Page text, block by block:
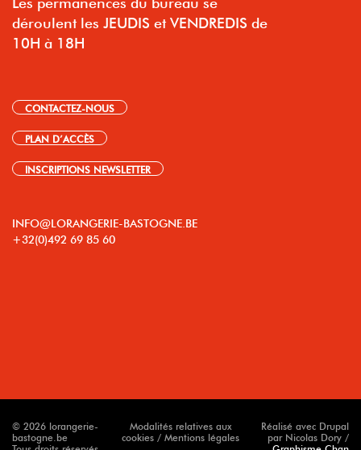
déroulent les JEUDIS et VENDREDIS de
10H à 18H
CONTACTEZ-NOUS
PLAN D’ACCÈS
INSCRIPTIONS NEWSLETTER
INFO@LORANGERIE-BASTOGNE.BE
+32(0)492 69 85 60
© 2026 lorangerie-
bastogne.be
Tous droits réservés
Modalités relatives aux
cookies / Mentions légales
Réalisé avec Drupal
par Nicolas Dory /
Graphisme Chan